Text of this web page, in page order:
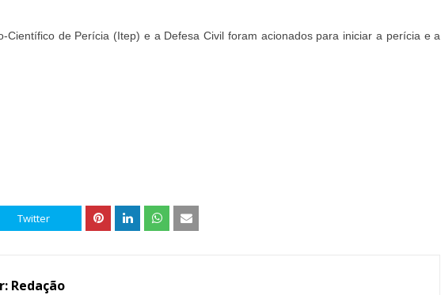
Científico de Perícia (Itep) e a Defesa Civil foram acionados para iniciar a perícia e a
Twitter
Redação